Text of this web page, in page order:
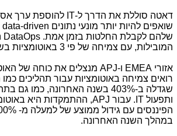
דאטה סוללת את הדרך ל-IT להוספת ערך
שואפים להיות יותר מונעי נתונים data-driven
שלהם לקבלת החלטות בזמן אמת. DataOps
המובילות, עם צמיחה של פי 3 באוטומציות
אזורי EMEA ו-APJ מנצלים את כוחה של
רואים צמיחה באוטומציות עבור תהליכים כמו
שגדלה ב-403% בשנה האחרונה, כמו
ותפעול IT . עבור APJ, ההתמקדות היא
במהלך השנה האחרונה.